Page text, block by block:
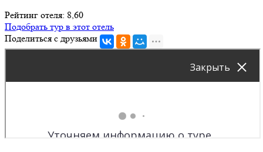
Рейтинг отеля: 8,60
Подобрать тур в этот отель
Поделиться с друзьями